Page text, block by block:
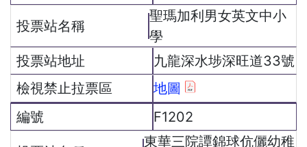
聖瑪加利男女英文中小
學
九龍深水埗深旺道33號
地圖
F1202
東華三院譚錦球伉儷幼稚